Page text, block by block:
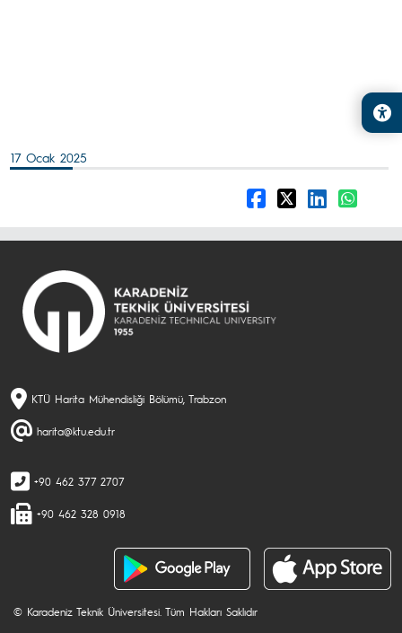
17 Ocak 2025
KTÜ Harita Mühendisliği Bölümü, Trabzon
harita@ktu.edu.tr
+90 462 377 2707
+90 462 328 0918
© Karadeniz Teknik Üniversitesi. Tüm Hakları Saklıdır